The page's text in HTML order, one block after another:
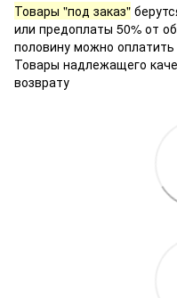
Товары "под заказ"
или предоплаты 50% от
половину можно
Товары надлежащего
возврату